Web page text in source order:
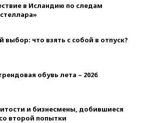
в Исландию по следам
что взять с собой в отпуск?
обувь лета – 2026
и бизнесмены, добившиеся
второй попытки